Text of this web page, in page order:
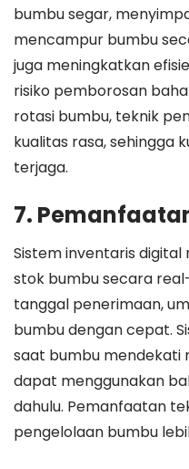
bumbu segar,
mencampur bumbu
juga meningkatkan
risiko pemborosan
rotasi bumbu, teknik
kualitas rasa, sehingga
terjaga.
7.
Sistem inventaris
stok bumbu secara
tanggal penerimaan,
bumbu dengan cepat.
saat bumbu mendekati
dapat menggunakan
dahulu. Pemanfaatan
pengelolaan bumbu